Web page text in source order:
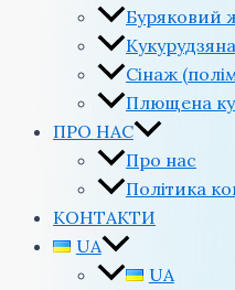
Буряковий
Сінаж
Плющена
ПРО НАС
Про нас
Політика
КОНТАКТИ
UA
UA